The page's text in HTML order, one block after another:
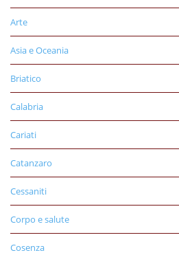
Arte
Asia e Oceania
Briatico
Calabria
Cariati
Catanzaro
Cessaniti
Corpo e salute
Cosenza